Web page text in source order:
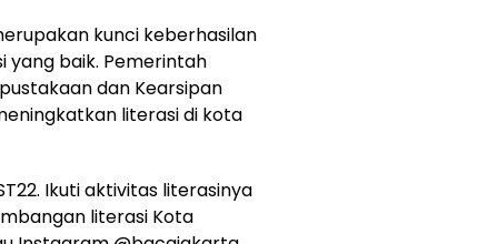
kunci keberhasilan
baik. Pemerintah
dan Kearsipan
literasi di kota
Ikuti aktivitas literasinya
literasi Kota